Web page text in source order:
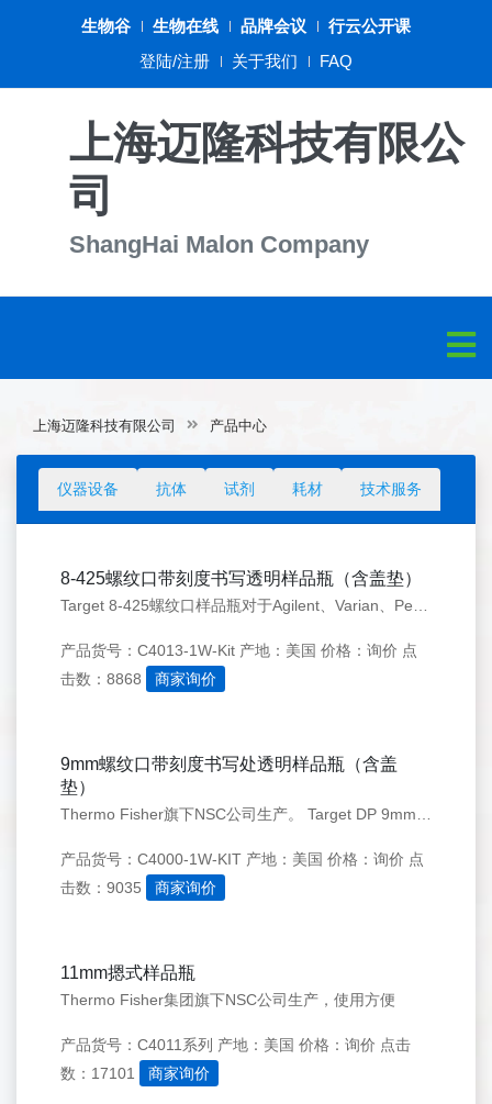
生物谷 生物在线 品牌会议
行云公开课
登陆/注册
关于我们 FAQ
上海迈隆科技有限公
司
ShangHai Malon Company
上海迈隆科技有限公司 产品中心
仪器设备 抗体 试剂 耗材 技术服务
8-425螺纹口带刻度书写透明样品瓶（含盖垫）
产品货号：C4013-1W-Kit 产地：美国 价格：询价 点
击数：8868
商家询价
9mm螺纹口带刻度书写处透明样品瓶（含盖
垫）
产品货号：C4000-1W-KIT 产地：美国 价格：询价 点
击数：9035
商家询价
11mm摁式样品瓶
Thermo Fisher集团旗下NSC公司生产，使用方便
产品货号：C4011系列 产地：美国 价格：询价 点击
数：17101
商家询价